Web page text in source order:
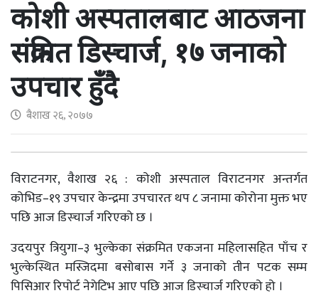
कोशी अस्पतालबाट आठजना
संक्रमित डिस्चार्ज, १७ जनाको
उपचार हुँदै
बैशाख २६, २०७७
विराटनगर, वैशाख २६ : कोशी अस्पताल विराटनगर अन्तर्गत
कोभिड–१९ उपचार केन्द्रमा उपचारतः थप ८ जनामा कोरोना मुक्त भए
पछि आज डिस्चार्ज गरिएको छ ।
उदयपुर त्रियुगा–३ भुल्केका संक्रमित एकजना महिलासहित पाँच र
भुल्केस्थित मस्जिदमा बसोबास गर्ने ३ जनाको तीन पटक सम्म
पिसिआर रिपोर्ट नेगेटिभ आए पछि आज डिस्चार्ज गरिएको हो ।